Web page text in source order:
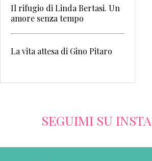
Il rifugio di Linda Bertasi. Un
amore senza tempo
La vita attesa di Gino Pitaro
SEGUIMI SU